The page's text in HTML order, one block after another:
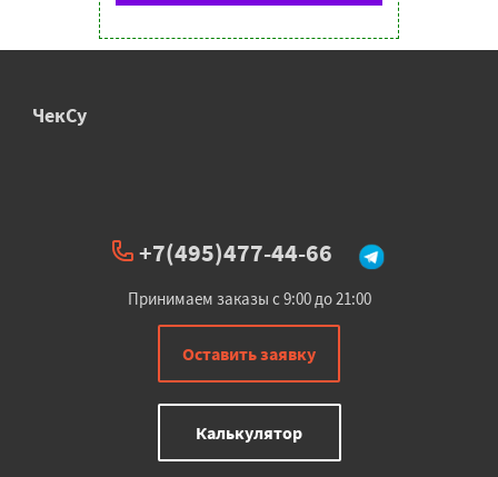
ЧекСу
+7(495)477-44-66
Принимаем заказы с 9:00 до 21:00
Оставить заявку
Калькулятор